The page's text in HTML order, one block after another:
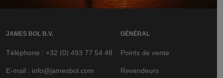
JAMES BOL B.V.
Téléphone : +32 (0) 493 77 54 48
E-mail : info@jamesbol.com
GÉNÉRAL
Points de vente
Revendeurs